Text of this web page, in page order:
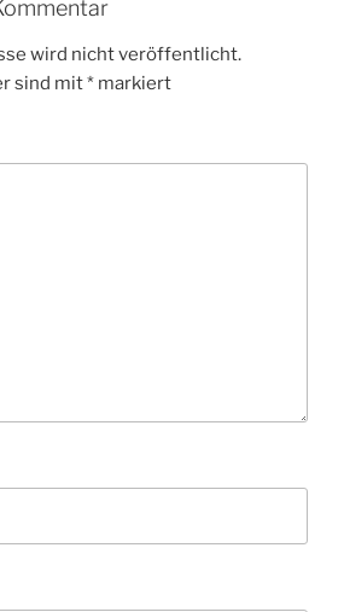
wird nicht veröffentlicht.
sind mit* markiert